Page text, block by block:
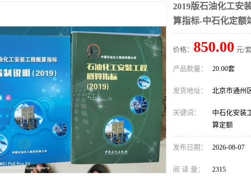
2019版石油化工安
算指标-中石化定额
价格： 850.00 元/
产品数量： 20.00套
发货地址： 北京市通州
关键词：
中石化安装
算定额
发布日期： 2026-08-07
阅 读 量： 2315